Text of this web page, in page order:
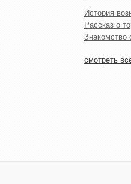
История
Рассказ о
Знакомство
смотреть